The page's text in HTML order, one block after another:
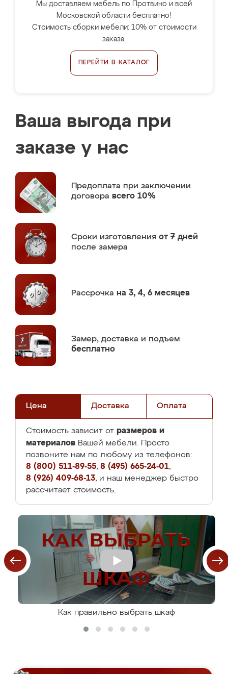
Мы доставляем мебель по Протвино и всей
Московской области бесплатно!
Стоимость сборки мебели: 10% от стоимости
заказа.
ПЕРЕЙТИ В КАТАЛОГ
Ваша выгода при
заказе у нас
Предоплата при заключении
договора всего 10%
Сроки изготовления от 7 дней
после замера
Рассрочка на 3, 4, 6 месяцев
Замер, доставка и подъем
бесплатно
Цена Доставка Оплата
Стоимость зависит от размеров и
материалов Вашей мебели. Просто
позвоните нам по любому из телефонов:
8 (800) 511-89-55, 8 (495) 665-24-01,
8 (926) 409-68-13, и наш менеджер быстро
рассчитает стоимость.
Как правильно выбрать шкаф